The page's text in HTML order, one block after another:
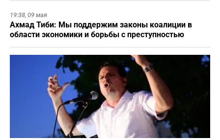
19:38, 09 мая
Ахмад Тиби: Мы поддержим законы коалиции в
области экономики и борьбы с преступностью